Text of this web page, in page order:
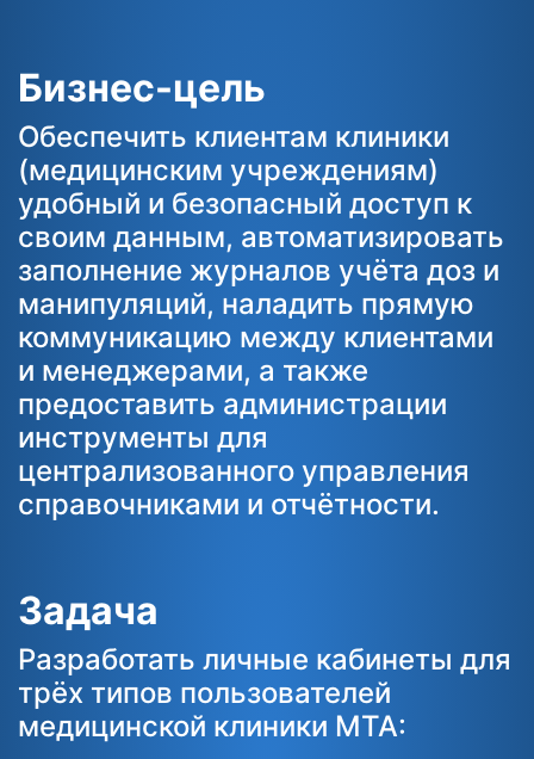
Бизнес-цель
Обеспечить клиентам клиники
(медицинским учреждениям)
удобный и безопасный доступ к
своим данным, автоматизировать
заполнение журналов учёта доз и
манипуляций, наладить прямую
коммуникацию между клиентами
и менеджерами, а также
предоставить администрации
инструменты для
централизованного управления
справочниками и отчётности.
Задача
Разработать личные кабинеты для
трёх типов пользователей
медицинской клиники MTA: